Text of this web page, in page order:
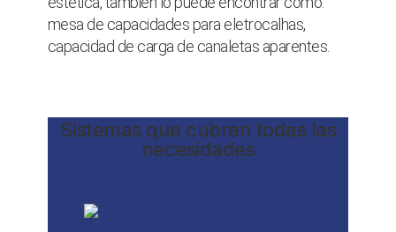
mesa de capacidades para eletrocalhas,
capacidad de carga de canaletas aparentes.
Sistemas que cubren todas las
necesidades